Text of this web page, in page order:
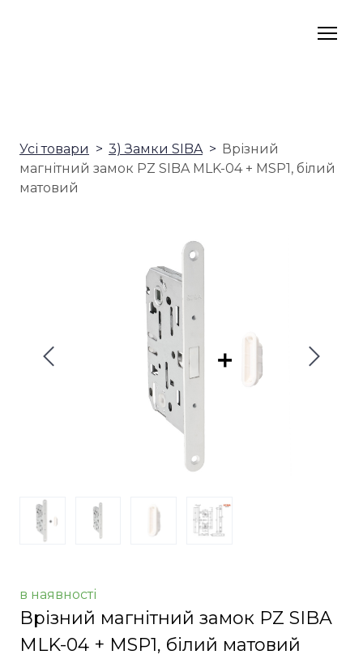
Усі товари 3) Замки SIBA
Врізний
магнітний замок PZ SIBA MLK-04 + MSP1, білий
матовий
в наявності
Врізний магнітний замок PZ SIBA
MLK-04 + MSP1, білий матовий